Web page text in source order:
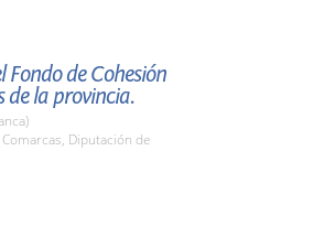
Fondo de Cohesión
de la provincia.
Comarcas, Diputación de